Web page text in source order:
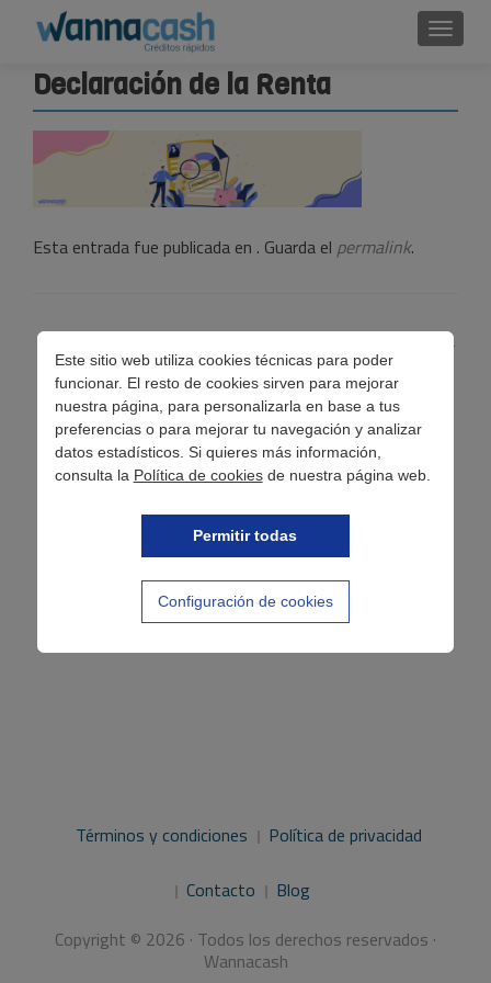
Este sitio web utiliza cookies técnicas para poder
funcionar. El resto de cookies sirven para mejorar
nuestra página, para personalizarla en base a tus
preferencias o para mejorar tu navegación y analizar
datos estadísticos. Si quieres más información,
consulta la Política de cookiesde nuestra página web.
Permitir todas
Configuración de cookies
Declaración de la Renta
Esta entrada fue publicada en . Guarda el permalink.
Navegación
de
entradas
←
Declaración de la Renta este 2024: Consejos para una
presentación exitosa.
Términos y condiciones Política de privacidad
Contacto
Blog
Copyright © 2026 · Todos los derechos reservados ·
Wannacash